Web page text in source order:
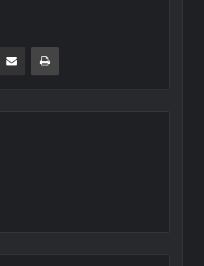
E-Posta ile paylaş Yazdır